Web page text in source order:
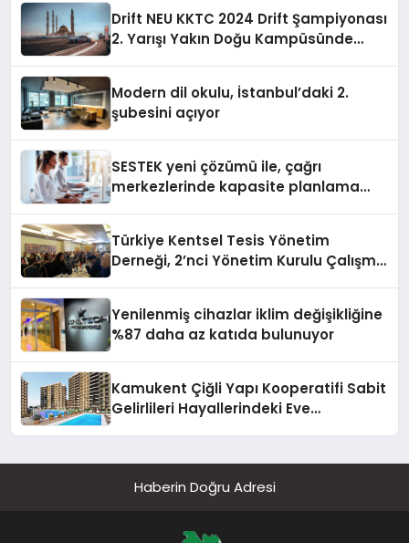
Drift NEU KKTC 2024 Drift Şampiyonası
2. Yarışı Yakın Doğu Kampüsünde
Modern dil okulu, İstanbul’daki 2.
şubesini açıyor
SESTEK yeni çözümü ile, çağrı
merkezlerinde kapasite planlama
Türkiye Kentsel Tesis Yönetim
Derneği, 2’nci Yönetim Kurulu Çalışma
Yenilenmiş cihazlar iklim değişikliğine
%87 daha az katıda bulunuyor
Kamukent Çiğli Yapı Kooperatifi Sabit
Gelirlileri Hayallerindeki Eve
Haberin Doğru Adresi